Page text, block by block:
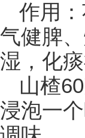
作用
气健脾
湿，化痰
山楂
浸泡一